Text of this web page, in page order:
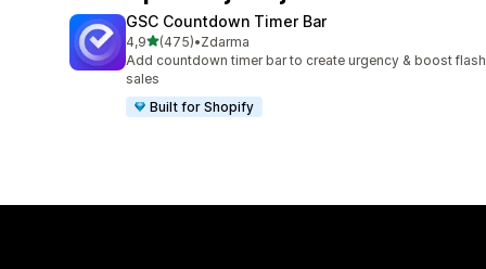
GSC Countdown Timer Bar
4,9z 5 hvězd
(475)
Celkový počet recenzí: 475
•Zdarma
Add countdown timer bar to create urgency & boost flash
sales
Built for Shopify